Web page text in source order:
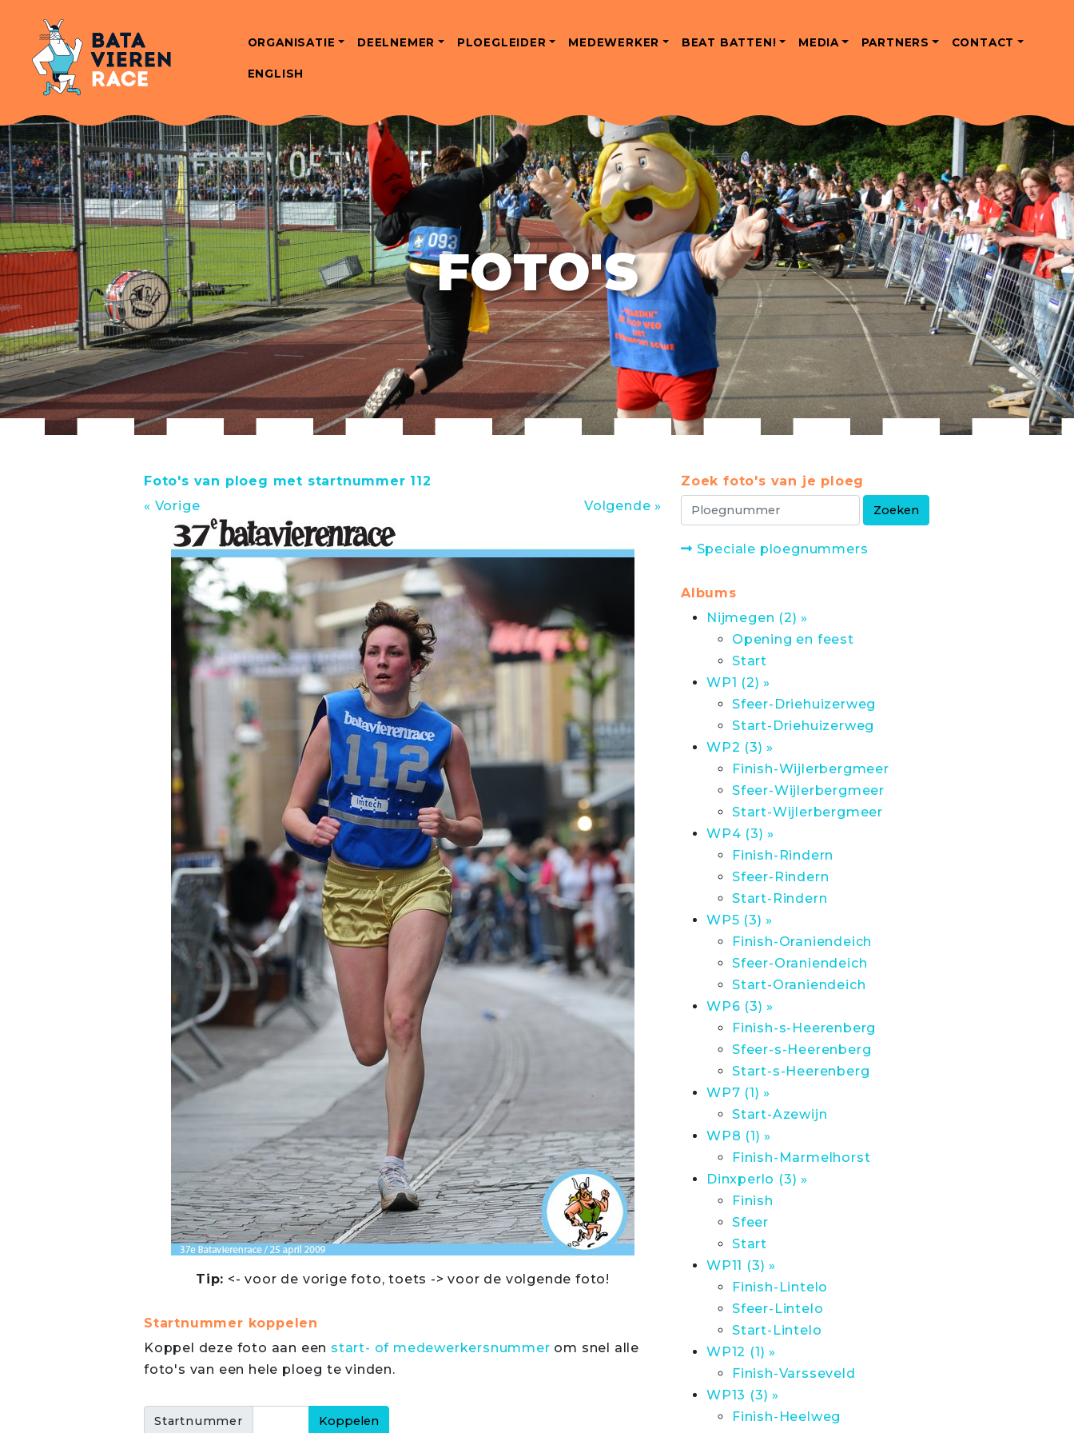
ORGANISATIE DEELNEMER PLOEGLEIDER MEDEWERKER BEAT BATTEN! MEDIA PARTNERS CONTACT
ENGLISH
FOTO'S
Foto's van ploeg met startnummer 112
« Vorige
Volgende »
Tip: <- voor de vorige foto, toets -> voor de volgende foto!
Startnummer koppelen
Koppel deze foto aan een start- of medewerkersnummer om snel alle
foto's van een hele ploeg te vinden.
Startnummer
Zoek foto's van je ploeg
Speciale ploegnummers
Albums
Nijmegen (2) »
Opening en feest
Start
WP1 (2) »
Sfeer-Driehuizerweg
Start-Driehuizerweg
WP2 (3) »
Finish-Wijlerbergmeer
Sfeer-Wijlerbergmeer
Start-Wijlerbergmeer
WP4 (3) »
Finish-Rindern
Sfeer-Rindern
Start-Rindern
WP5 (3) »
Finish-Oraniendeich
Sfeer-Oraniendeich
Start-Oraniendeich
WP6 (3) »
Finish-s-Heerenberg
Sfeer-s-Heerenberg
Start-s-Heerenberg
WP7 (1) »
Start-Azewijn
WP8 (1) »
Finish-Marmelhorst
Dinxperlo (3) »
Finish
Sfeer
Start
WP11 (3) »
Finish-Lintelo
Sfeer-Lintelo
Start-Lintelo
WP12 (1) »
Finish-Varsseveld
WP13 (3) »
Finish-Heelweg